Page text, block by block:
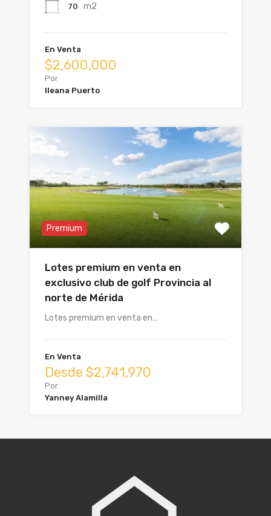
70 m2
En Venta
$2,600,000
Por
Ileana Puerto
Premium
Lotes premium en venta en
exclusivo club de golf Provincia al
norte de Mérida
Lotes premium en venta en…
En Venta
Desde $2,741,970
Por
Yanney Alamilla